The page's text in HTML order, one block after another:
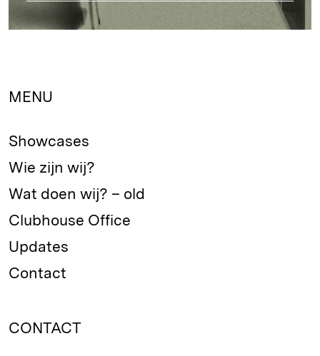
MENU
Showcases
Wie zijn wij?
Wat doen wij? – old
Clubhouse Office
Updates
Contact
CONTACT